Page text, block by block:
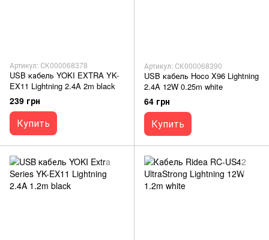
Артикул: СК000068378
USB кабель YOKI EXTRA YK-
EX11 Lightning 2.4A 2m black
239 грн
Купить
Артикул: СК000068390
USB кабель Hoco X96 Lightning
2.4A 12W 0.25m white
64 грн
Купить